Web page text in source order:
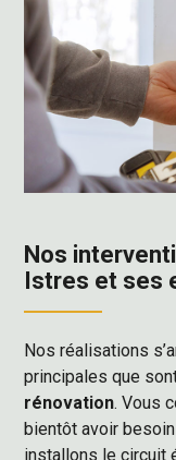
Nos
Istres et ses
Nos réalisations
principales que
rénovation. Vous
bientôt avoir
installons le circuit